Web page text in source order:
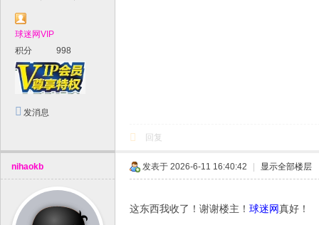
球迷网VIP
积分
998
发消息
回复
nihaokb 发表于 2026-6-11 16:40:42 显示全部楼层
这东西我收了！谢谢楼主！ 球迷网真好！